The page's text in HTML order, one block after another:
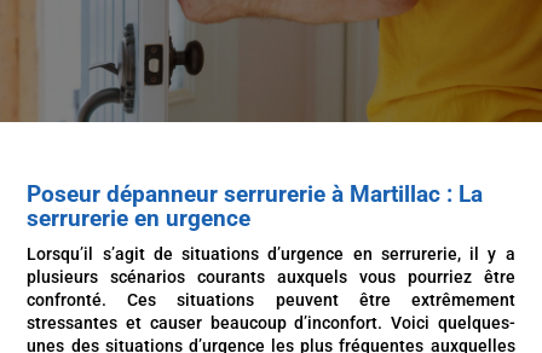
Poseur dépanneur serrurerie à Martillac : La
serrurerie en urgence‍‍
Lorsqu’il s’agit de situations d’urgence en serrurerie, il y a
plusieurs scénarios courants auxquels vous pourriez être
confronté. Ces situations peuvent être extrêmement
stressantes et causer beaucoup d’inconfort. Voici quelques-
unes des situations d’urgence les plus fréquentes auxquelles